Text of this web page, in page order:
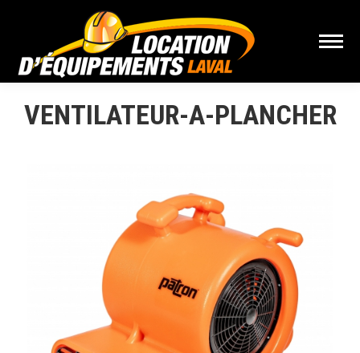
VENTILATEUR-A-PLANCHER